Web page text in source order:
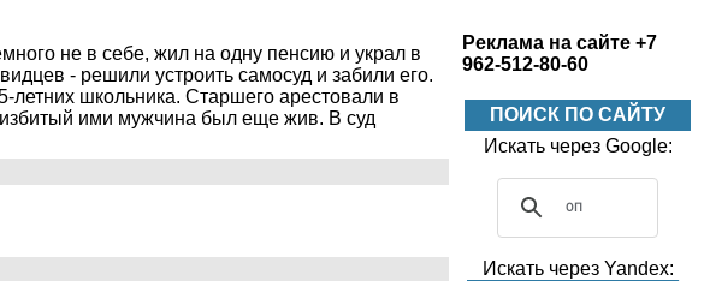
не в себе, жил на одну пенсию и украл в
- решили устроить самосуд и забили его.
летних школьника. Старшего арестовали в
ими мужчина был еще жив. В суд
Реклама на сайте +7
962-512-80-60
ПОИСК ПО САЙТУ
Искать через Google:
Искать через Yandex: